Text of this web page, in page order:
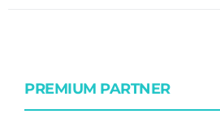
PREMIUM PARTNER